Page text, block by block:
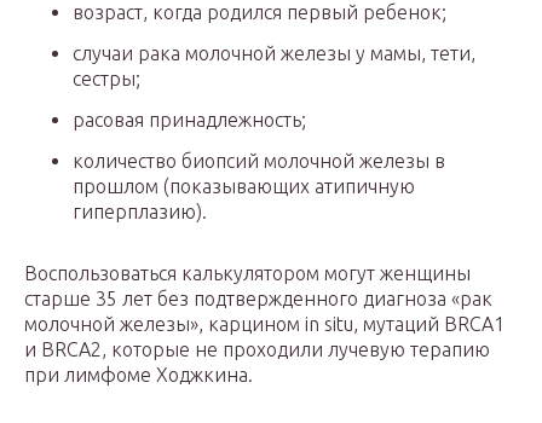
возраст, когда родился первый ребенок;
случаи рака молочной железы у мамы, тети,
сестры;
расовая принадлежность;
количество биопсий молочной железы в
прошлом (показывающих атипичную
гиперплазию).
Воспользоваться калькулятором могут женщины
старше 35 лет без подтвержденного диагноза «рак
молочной железы», карцином in situ, мутаций BRCA1
и BRCA2, которые не проходили лучевую терапию
при лимфоме Ходжкина.